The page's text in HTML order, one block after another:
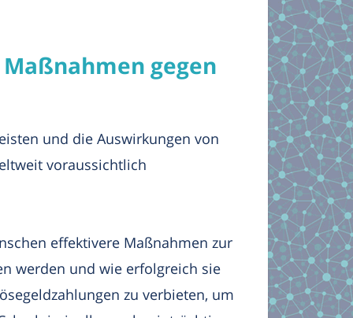
gegen
und die Auswirkungen von
voraussichtlich
effektivere Maßnahmen zur
werden und wie erfolgreich sie
zu verbieten, um